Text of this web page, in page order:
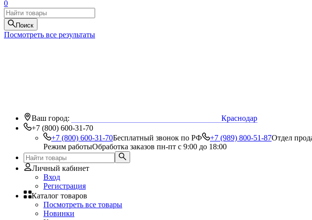
0
Поиск
Посмотреть все результаты
Ваш город:
Краснодар
+7 (800) 600-31-70
+7 (800) 600-31-70Бесплатный звонок по РФ +7 (989) 800-51-87Отдел
Режим работыОбработка заказов пн-пт с 9:00 до 18:00
Личный кабинет
Вход
Регистрация
Каталог товаров
Посмотреть все товары
Новинки